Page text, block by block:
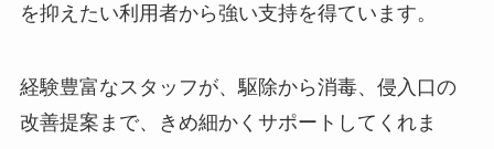
を抑えたい利用者から強い支持を得ています。
経験豊富なスタッフが、駆除から消毒、侵入口の
改善提案まで、きめ細かくサポートしてくれま